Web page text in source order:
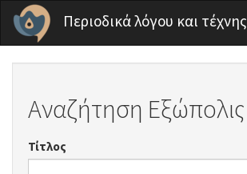
Παράκαμψη προς το κυρίως περιεχόμενο
Περιοδικά λόγου και τέχνης
Αναζήτηση Εξώπολις
Τίτλος